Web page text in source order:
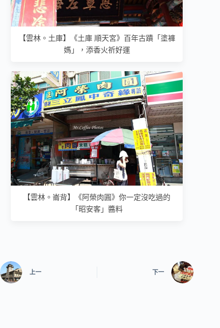
【雲林。土庫】《土庫 順天宮》百年古蹟「塗褲
媽」，添香火祈好運
【雲林。崙背】《阿榮肉圓》你一定沒吃過的
「昭安客」醬料
上一 下一